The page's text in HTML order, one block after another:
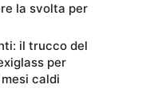
la svolta per
il trucco del
per
caldi